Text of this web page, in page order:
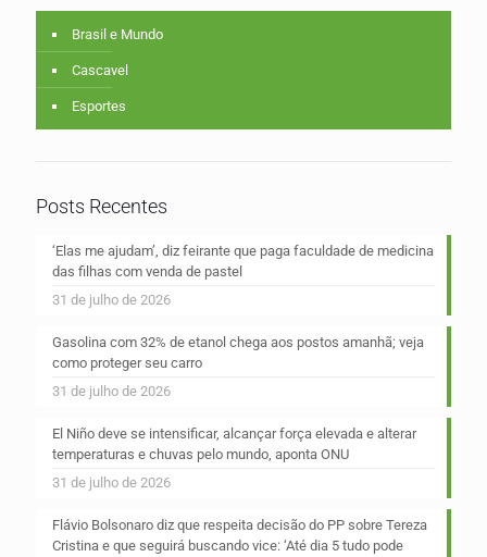
Brasil e Mundo
Cascavel
Esportes
Posts Recentes
‘Elas me ajudam’, diz feirante que paga faculdade de medicina
das filhas com venda de pastel
31 de julho de 2026
Gasolina com 32% de etanol chega aos postos amanhã; veja
como proteger seu carro
31 de julho de 2026
El Niño deve se intensificar, alcançar força elevada e alterar
temperaturas e chuvas pelo mundo, aponta ONU
31 de julho de 2026
Flávio Bolsonaro diz que respeita decisão do PP sobre Tereza
Cristina e que seguirá buscando vice: ‘Até dia 5 tudo pode